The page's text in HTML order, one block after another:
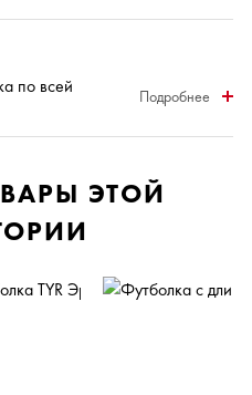
по всей
Подробнее
ЭТОЙ